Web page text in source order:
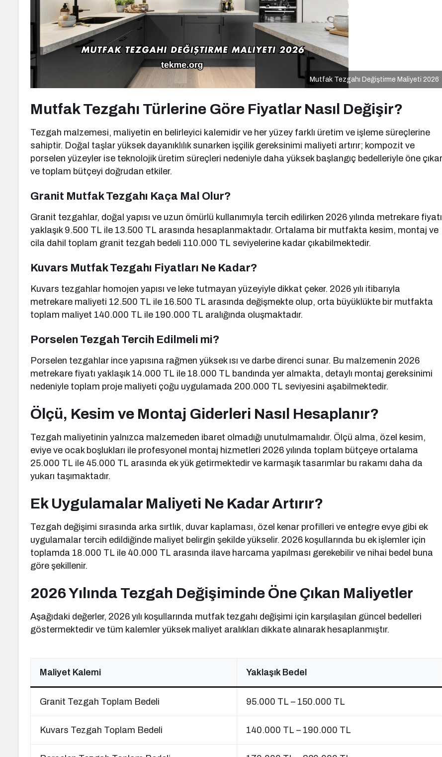
Mutfak Tezgahı Değiştirme Maliyeti 2026
Mutfak Tezgahı Türlerine Göre Fiyatlar Nasıl Değişir?
Tezgah malzemesi, maliyetin en belirleyici kalemidir ve her yüzey farklı üretim ve işleme süreçlerine
sahiptir. Doğal taşlar yüksek dayanıklılık sunarken işçilik gereksinimi maliyeti artırır; kompozit ve
porselen yüzeyler ise teknolojik üretim süreçleri nedeniyle daha yüksek başlangıç bedelleriyle öne çıkar
ve toplam bütçeyi doğrudan etkiler.
Granit Mutfak Tezgahı Kaça Mal Olur?
Granit tezgahlar, doğal yapısı ve uzun ömürlü kullanımıyla tercih edilirken 2026 yılında metrekare fiyatı
yaklaşık 9.500 TL ile 13.500 TL arasında hesaplanmaktadır. Ortalama bir mutfakta kesim, montaj ve
cila dahil toplam granit tezgah bedeli 110.000 TL seviyelerine kadar çıkabilmektedir.
Kuvars Mutfak Tezgahı Fiyatları Ne Kadar?
Kuvars tezgahlar homojen yapısı ve leke tutmayan yüzeyiyle dikkat çeker. 2026 yılı itibarıyla
metrekare maliyeti 12.500 TL ile 16.500 TL arasında değişmekte olup, orta büyüklükte bir mutfakta
toplam maliyet 140.000 TL ile 190.000 TL aralığında oluşmaktadır.
Porselen Tezgah Tercih Edilmeli mi?
Porselen tezgahlar ince yapısına rağmen yüksek ısı ve darbe direnci sunar. Bu malzemenin 2026
metrekare fiyatı yaklaşık 14.000 TL ile 18.000 TL bandında yer almakta, detaylı montaj gereksinimi
nedeniyle toplam proje maliyeti çoğu uygulamada 200.000 TL seviyesini aşabilmektedir.
Ölçü, Kesim ve Montaj Giderleri Nasıl Hesaplanır?
Tezgah maliyetinin yalnızca malzemeden ibaret olmadığı unutulmamalıdır. Ölçü alma, özel kesim,
eviye ve ocak boşlukları ile profesyonel montaj hizmetleri 2026 yılında toplam bütçeye ortalama
25.000 TL ile 45.000 TL arasında ek yük getirmektedir ve karmaşık tasarımlar bu rakamı daha da
yukarı taşımaktadır.
Ek Uygulamalar Maliyeti Ne Kadar Artırır?
Tezgah değişimi sırasında arka sırtlık, duvar kaplaması, özel kenar profilleri ve entegre evye gibi ek
uygulamalar tercih edildiğinde maliyet belirgin şekilde yükselir. 2026 koşullarında bu ek işlemler için
toplamda 18.000 TL ile 40.000 TL arasında ilave harcama yapılması gerekebilir ve nihai bedel buna
göre şekillenir.
2026 Yılında Tezgah Değişiminde Öne Çıkan Maliyetler
Aşağıdaki değerler, 2026 yılı koşullarında mutfak tezgahı değişimi için karşılaşılan güncel bedelleri
göstermektedir ve tüm kalemler yüksek maliyet aralıkları dikkate alınarak hesaplanmıştır.
Maliyet Kalemi Yaklaşık Bedel
Granit Tezgah Toplam Bedeli 95.000 TL – 150.000 TL
Kuvars Tezgah Toplam Bedeli 140.000 TL – 190.000 TL